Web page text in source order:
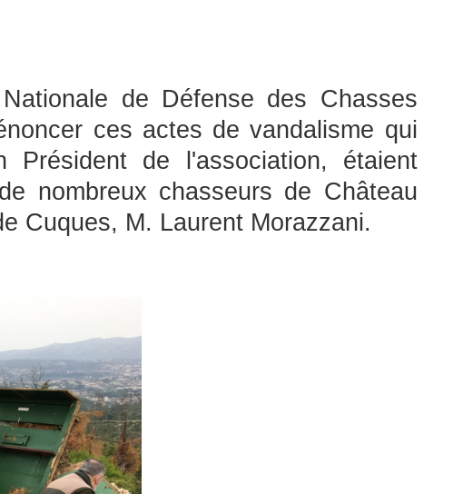
de Défense des Chasses
ces actes de vandalisme qui
Président de l'association, étaient
nombreux chasseurs de Château
Cuques, M. Laurent Morazzani.